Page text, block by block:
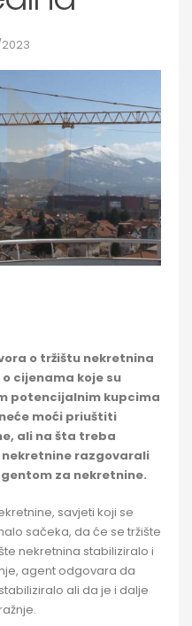
o tržištu nekretnina
cijenama koje su
potencijalnim kupcima
moći priuštiti
ali na šta treba
razgovarali
za nekretnine.
savjeti koji se
sačeka, da će se tržište
nekretnina stabiliziralo i
agent odgovara da
ali da je i dalje